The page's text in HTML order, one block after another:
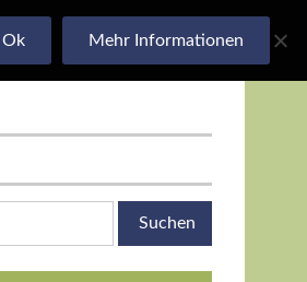
Ok Mehr Informationen